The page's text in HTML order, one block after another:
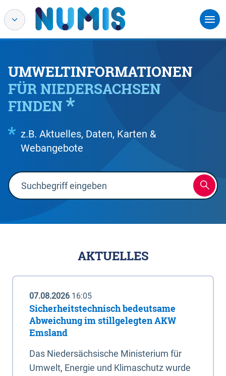
UMWELTINFORMATIONEN
FÜR NIEDERSACHSEN
FINDEN
z.B. Aktuelles, Daten, Karten &
Webangebote
AKTUELLES
07.08.2026 16:05
Sicherheitstechnisch bedeutsame
Abweichung im stillgelegten AKW
Emsland
Das Niedersächsische Ministerium für
Umwelt, Energie und Klimaschutz wurde